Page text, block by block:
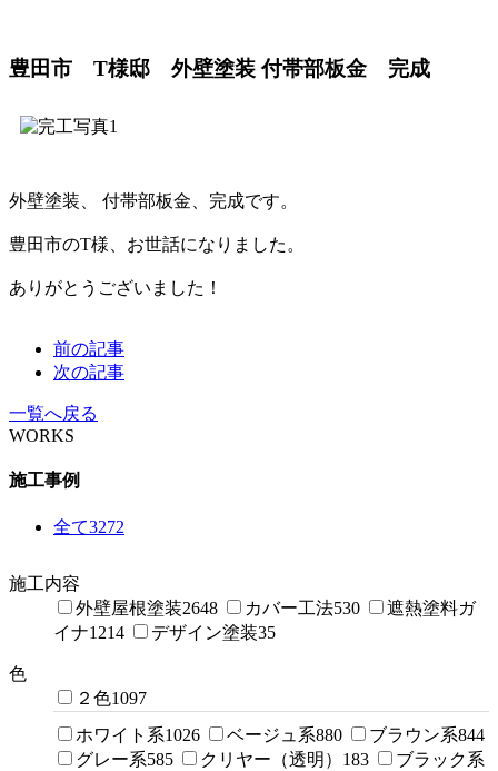
豊田市 T様邸 外壁塗装 付帯部板金 完成
外壁塗装、 付帯部板金、完成です。
豊田市のT様、お世話になりました。
ありがとうございました！
前の記事
次の記事
一覧へ戻る
WORKS
施工事例
全て3272
施工内容
外壁屋根塗装2648 カバー工法530
遮熱塗料ガ
イナ1214 デザイン塗装35
色
２色1097
ホワイト系1026 ベージュ系880 ブラウン系844
グレー系585 クリヤー（透明） 183
ブラック系